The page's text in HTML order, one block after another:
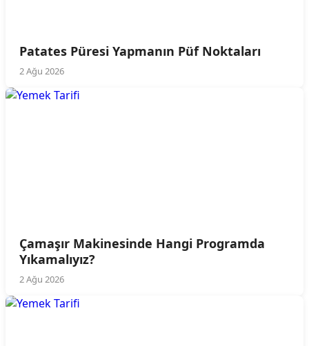
Patates Püresi Yapmanın Püf Noktaları
2 Ağu 2026
Çamaşır Makinesinde Hangi Programda
Yıkamalıyız?
2 Ağu 2026